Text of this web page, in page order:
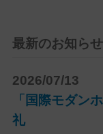
最新のお知らせ
2026/07/13
「国際モダン
礼